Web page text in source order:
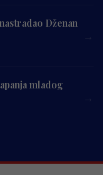
Dženan
→
mladog
→